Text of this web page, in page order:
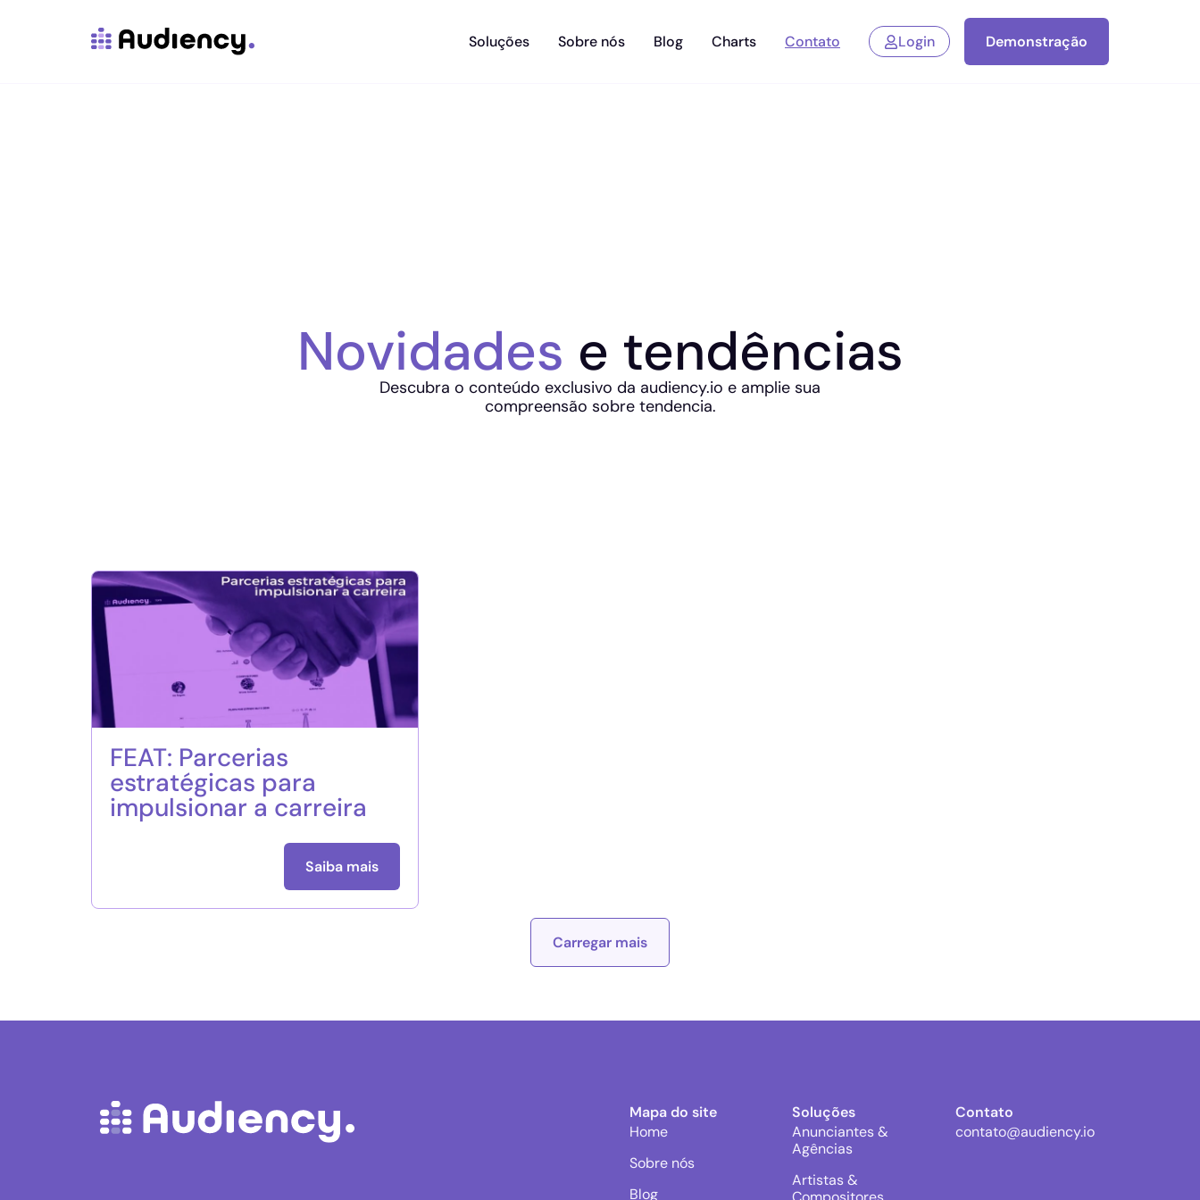
Soluções Sobre nós Blog Charts Contato Login Demonstração
Novidades e tendências
Descubra o conteúdo exclusivo da audiency.io e amplie sua
compreensão sobre tendencia.
FEAT: Parcerias
estratégicas para
impulsionar a carreira
Saiba mais
Carregar mais
Mapa do site
Home
Sobre nós
Blog
Soluções
Anunciantes &
Agências
Artistas &
Contato
contato@audiency.io